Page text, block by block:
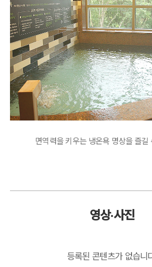
면역력을 키우는 냉온욕 명상을 즐길
영상·사진
등록된 콘텐츠가 없습니